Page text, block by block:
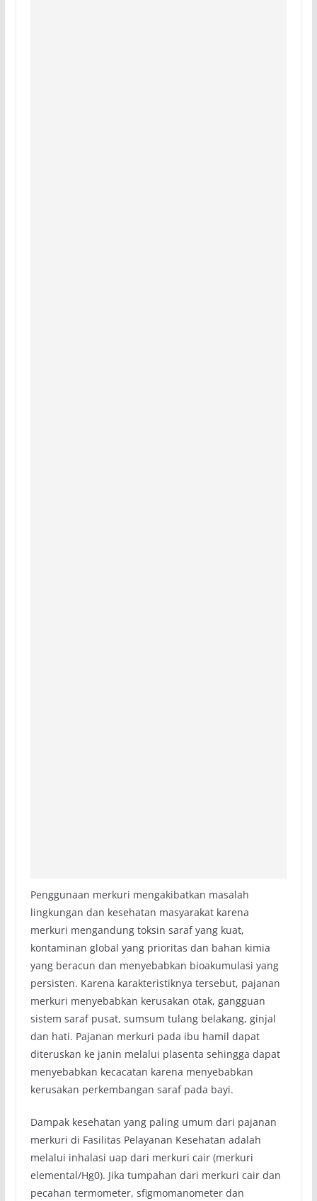
Penggunaan merkuri mengakibatkan masalah
lingkungan dan kesehatan masyarakat karena
merkuri mengandung toksin saraf yang kuat,
kontaminan global yang prioritas dan bahan kimia
yang beracun dan menyebabkan bioakumulasi yang
persisten. Karena karakteristiknya tersebut, pajanan
merkuri menyebabkan kerusakan otak, gangguan
sistem saraf pusat, sumsum tulang belakang, ginjal
dan hati. Pajanan merkuri pada ibu hamil dapat
diteruskan ke janin melalui plasenta sehingga dapat
menyebabkan kecacatan karena menyebabkan
kerusakan perkembangan saraf pada bayi.
Dampak kesehatan yang paling umum dari pajanan
merkuri di Fasilitas Pelayanan Kesehatan adalah
melalui inhalasi uap dari merkuri cair (merkuri
elemental/Hg0). Jika tumpahan dari merkuri cair dan
pecahan termometer, sfigmomanometer dan